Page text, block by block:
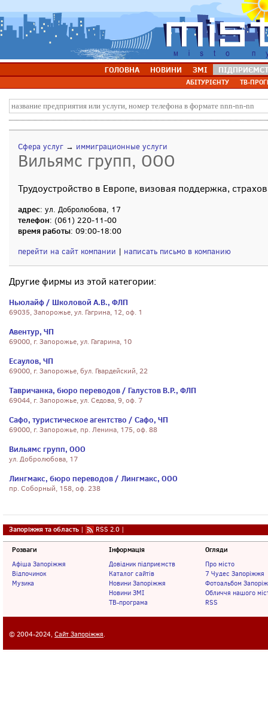
ГОЛОВНА НОВИНИ ЗМІ
АБІТУРІЄНТУ ТВ-
Сфера услуг → иммиграционные услуги
Вильямс групп, ООО
Трудоустройство в Европе, визовая поддержка,
адрес: ул. Добролюбова, 17
телефон: (061) 220-11-00
время работы: 09:00-18:00
перейти на сайт компании | написать письмо в компанию
Другие фирмы из этой категории:
Ньюлайф / Школовой А.В., ФЛП
69035, Запорожье, ул. Гагрина, 12, оф. 1
Авентур, ЧП
69000, г. Запорожье, ул. Гагарина, 10
Есаулов, ЧП
69000, г. Запорожье, бул. Гвардейский, 22
Тавричанка, бюро переводов / Галустов В.Р., ФЛП
69044, г. Запорожье, ул. Седова, 9, оф. 7
Сафо, туристическое агентство / Сафо, ЧП
69000, г. Запорожье, пр. Ленина, 175, оф. 88
Вильямс групп, ООО
ул. Добролюбова, 17
Лингмакс, бюро переводов / Лингмакс, ООО
пр. Соборный, 158, оф. 238
Запоріжжя та область | RSS 2.0 |
Розваги
Афіша Запоріжжя
Відпочинок
Музика
Інформація
Довідник підприємств
Каталог сайтів
Новини Запоріжжя
Новини ЗМІ
ТВ-програма
Огляди
Про місто
7 Чудес Запоріжжя
Фотоальбом
Обличчя нашого
RSS
© 2004-2024, Сайт Запоріжжя.